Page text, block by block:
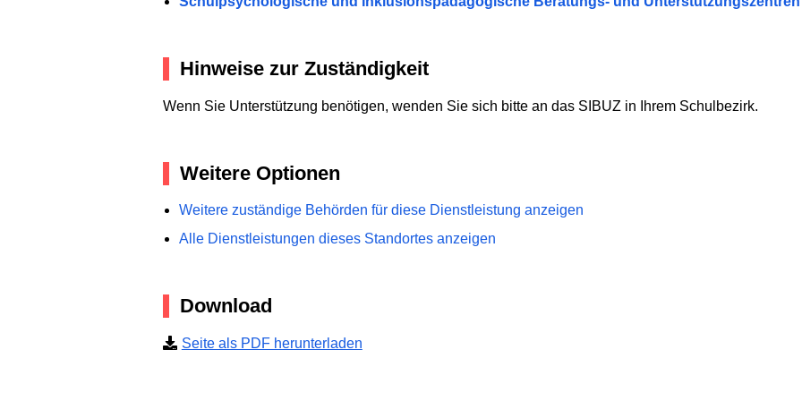
Hinweise zur Zuständigkeit
Wenn Sie Unterstützung benötigen, wenden Sie sich bitte an das SIBUZ in Ihrem Schulbezirk.
Weitere Optionen
Weitere zuständige Behörden für diese Dienstleistung anzeigen
Alle Dienstleistungen dieses Standortes anzeigen
Download
Seite als PDF herunterladen